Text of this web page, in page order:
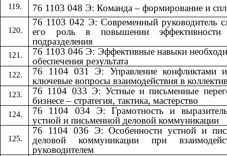
76 1103 048 Э: Команда – формирование и
76 1103 042 Э: Современный руководитель
его роль в повышении эффективности
подразделения
76 1103 046 Э: Эффективные навыки
обеспечения результата
76 1104 031 Э: Управление конфликтами
ключевые вопросы взаимодействия в
76 1104 033 Э: Устные и письменные
бизнесе – стратегия, тактика, мастерство
76 1104 034 Э: Грамотность и
устной и письменной деловой коммуникации
76 1104 036 Э: Особенности устной и
деловой коммуникации при
руководителем